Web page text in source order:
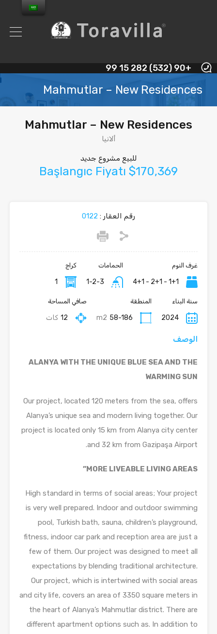
+90 (532) 282 15 99
Mahmutlar – New Residences
Mahmutlar – New Residences
ألانيا
للبيع مشروع جديد
Başlangıc Fiyatı $170,369
رقم العقار :
غرف النوم
1+1 - 2+1 - 4+1
الحمامات
1-2-3
كراج
1
سنة البناء
2024
المنطقة
58-186
m2
صافي المساحة
12 كات
الوصف
ALANYA WITH THE UNIQUE BLUE SEA AND THE
WARMING SUN
Our project, located 120 meters from the sea, offers
Alanya’s unique sea and modern living together. Our
project is located only 15 km from Alanya city center
and 32 km from Gazipaşa Airport.
MORE LIVEABLE LIVING AREAS”
High standard in terms of social areas; Your project
is very well prepared. Indoor and outdoor swimming
pool, Turkish bath, sauna, children’s playground,
fitness, indoor car park and reception area are just a
few of them. Our project was designed to meet all
expectations by blending traditional architecture.
Our project, which is intertwined with social areas
and city life, covers an area of ​​3350 square meters in
the heart of Alanya’s Mahmutlar district. There are
different apartment options such as. In addition to